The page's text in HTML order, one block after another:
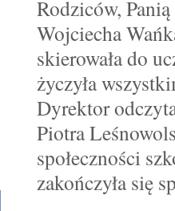
Rodziców,
Wojciecha
skierowała do
życzyła
Dyrektor
Piotra
społeczności
zakończyła się